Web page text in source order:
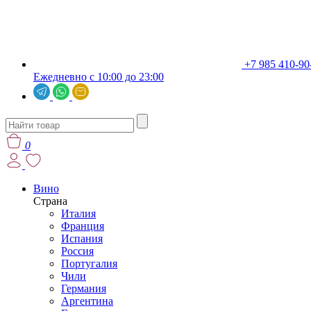
+7 985 410-
Ежедневно с 10:00 до 23:00
0
Вино
Страна
Италия
Франция
Испания
Россия
Португалия
Чили
Германия
Аргентина